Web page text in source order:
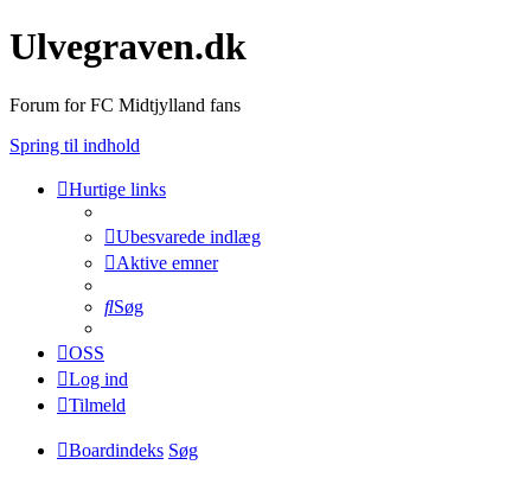
Ulvegraven.dk
Forum for FC Midtjylland fans
Spring til indhold
Hurtige links
Ubesvarede indlæg
Aktive emner
Søg
OSS
Log ind
Tilmeld
Boardindeks Søg